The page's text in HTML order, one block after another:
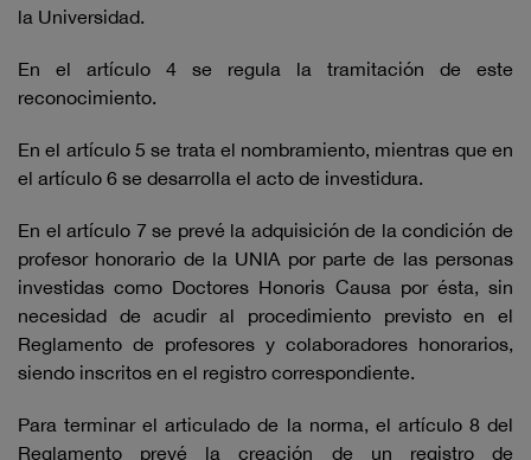
la Universidad.
En el artículo 4 se regula la tramitación de este
reconocimiento.
En el artículo 5 se trata el nombramiento, mientras que en
el artículo 6 se desarrolla el acto de investidura.
En el artículo 7 se prevé la adquisición de la condición de
profesor honorario de la UNIA por parte de las personas
investidas como Doctores Honoris Causa por ésta, sin
necesidad de acudir al procedimiento previsto en el
Reglamento de profesores y colaboradores honorarios,
siendo inscritos en el registro correspondiente.
Para terminar el articulado de la norma, el artículo 8 del
Reglamento prevé la creación de un registro de